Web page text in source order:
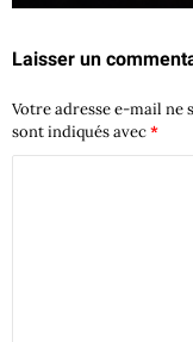
Laisser un
Votre adresse e-mail ne
sont indiqués avec*